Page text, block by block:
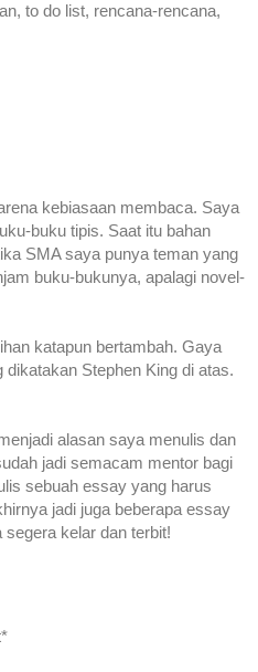
to do list, rencana-rencana,
kebiasaan membaca. Saya
buku tipis. Saat itu bahan
SMA saya punya teman yang
buku-bukunya, apalagi novel-
katapun bertambah. Gaya
Stephen King di atas.
alasan saya menulis dan
jadi semacam mentor bagi
sebuah essay yang harus
jadi juga beberapa essay
kelar dan terbit!